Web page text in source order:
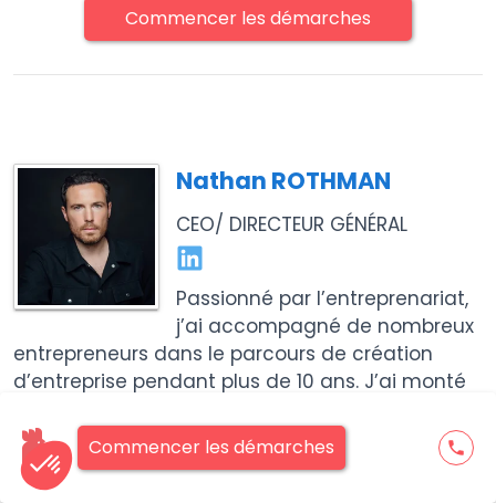
Commencer les démarches
Commencer les démarches phone
Nathan ROTHMAN
CEO/ DIRECTEUR GÉNÉRAL
Passionné par l’entreprenariat,
j’ai accompagné de nombreux
entrepreneurs dans le parcours de création
d’entreprise pendant plus de 10 ans. J’ai monté
me concentrer dans le développement et
l’expérience utilisateur au sein des Tricolores.
Les Tricolores est une société numéro 1 de la